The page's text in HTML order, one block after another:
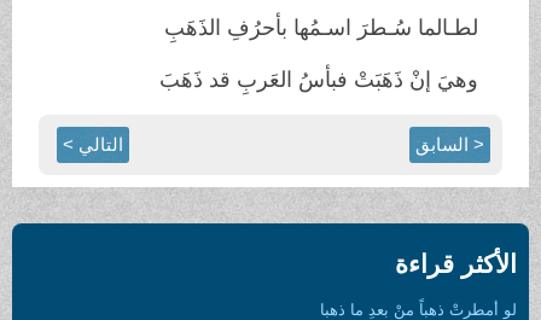
لطـالما سُـطرَ اسـمُها بأحرُفِ الذَهَبِ
وهيَ إنْ ذَهَبَتْ فبأسُ العَربِ قد ذَهَبَ
< السابق التالي >
الأكثر قراءة
لو أمطرتْ ذهباً منْ بعدِ ما ذهبا